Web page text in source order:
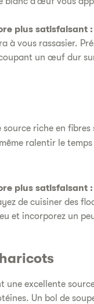
plus satisfaisant :
à vous rassasier.
un œuf dur
source riche en fibres
ralentir le
plus satisfaisant :
de cuisiner des
et incorporez un
une excellente
Un bol de